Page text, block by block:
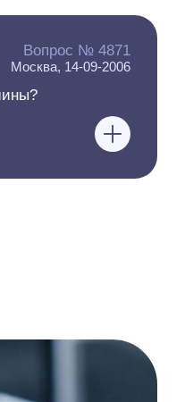
Вопрос № 4871
Москва, 14-09-2006